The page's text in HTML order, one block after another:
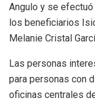
Angulo y se
los beneficiarios
Melanie Cristal
Las personas
para personas con
oficinas centrales